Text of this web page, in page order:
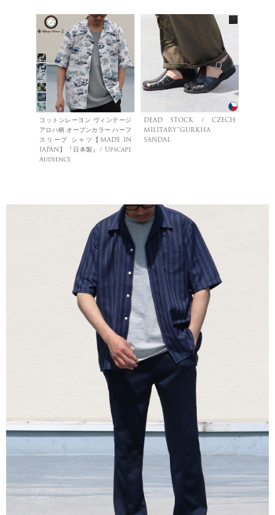
コットンレーヨン ヴィンテージ
アロハ柄 オープンカラー ハーフ
スリーブ シャツ【MADE IN
JAPAN】『日本製』/ Upscape
Audience
DEAD STOCK / CZECH
MILITARY”GURKHA
SANDAL